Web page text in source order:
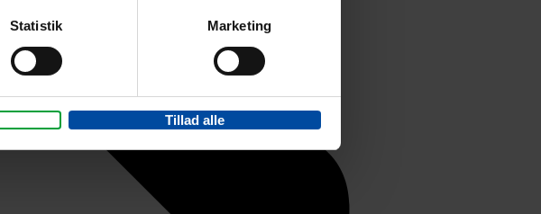
Statistik Marketing
Tillad alle